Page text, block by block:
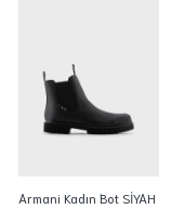
Armani Kadın Bot SİYAH